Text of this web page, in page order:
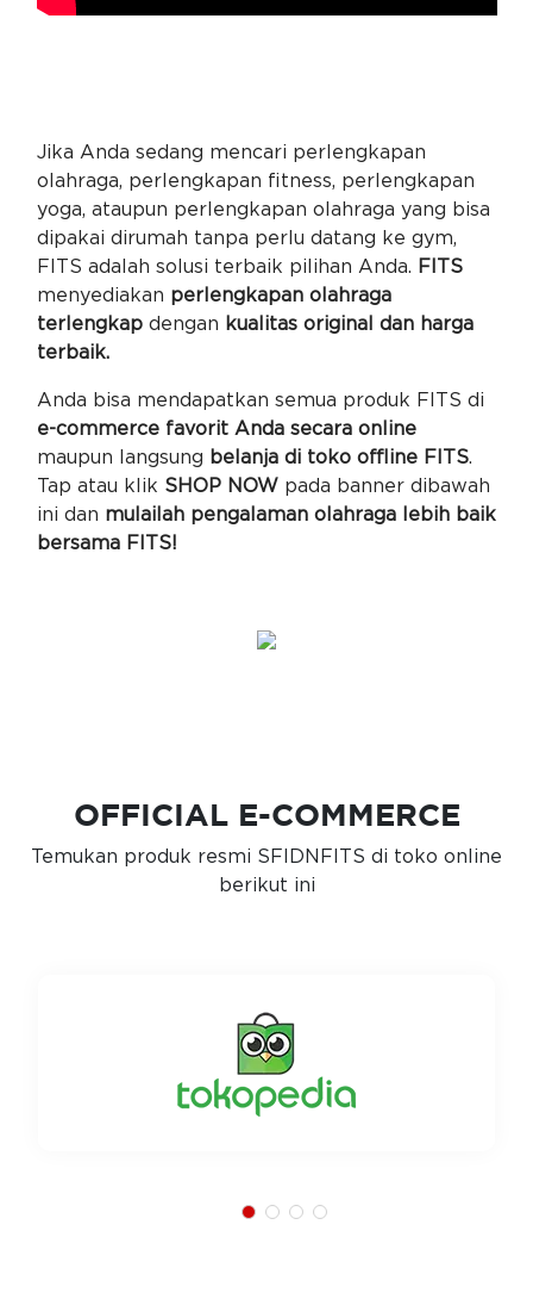
Jika Anda sedang mencari perlengkapan
olahraga, perlengkapan fitness, perlengkapan
yoga, ataupun perlengkapan olahraga yang bisa
dipakai dirumah tanpa perlu datang ke gym,
FITS adalah solusi terbaik pilihan Anda. FITS
menyediakan perlengkapan olahraga
terlengkapdengan kualitas original dan harga
terbaik.
Anda bisa mendapatkan semua produk FITS di
e-commerce favorit Anda secara online
maupun langsung belanja di toko offline FITS.
Tap atau klik SHOP NOW pada banner dibawah
ini dan mulailah pengalaman olahraga lebih baik
bersama FITS!
OFFICIAL E-COMMERCE
Temukan produk resmi SFIDNFITS di toko online
berikut ini